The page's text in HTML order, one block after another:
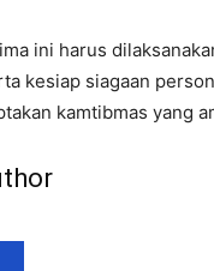
ini harus
kesiap siagaan
kamtibmas yang